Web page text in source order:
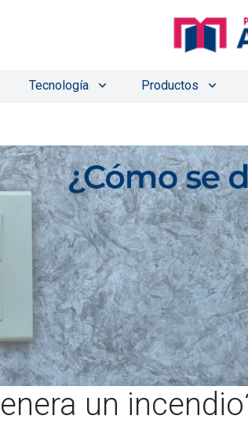
Tecnología Productos
un